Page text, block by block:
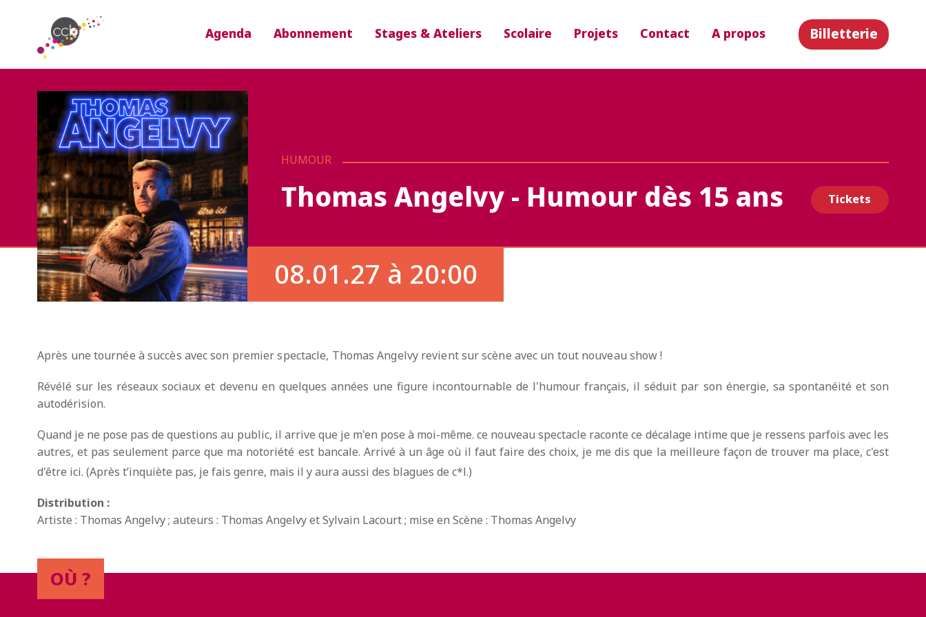
Billetterie
Agenda Abonnement Stages & Ateliers Scolaire Projets Contact A propos
HUMOUR
Thomas Angelvy - Humour dès 15 ans Tickets
08.01.27 à 20:00
Après une tournée à succès avec son premier spectacle, Thomas Angelvy revient sur scène avec un tout nouveau show !
Révélé sur les réseaux sociaux et devenu en quelques années une figure incontournable de l'humour français, il séduit par son énergie, sa spontanéité et son
autodérision.
Quand je ne pose pas de questions au public, il arrive que je m'en pose à moi-même. ce nouveau spectacle raconte ce décalage intime que je ressens parfois avec les
autres, et pas seulement parce que ma notoriété est bancale. Arrivé à un âge où il faut faire des choix, je me dis que la meilleure façon de trouver ma place, c'est
d'être ici. (Après t’inquiète pas, je fais genre, mais il y aura aussi des blagues de c*l.)
Distribution :
Artiste : Thomas Angelvy ; auteurs : Thomas Angelvy et Sylvain Lacourt ; mise en Scène : Thomas Angelvy
OÙ ?